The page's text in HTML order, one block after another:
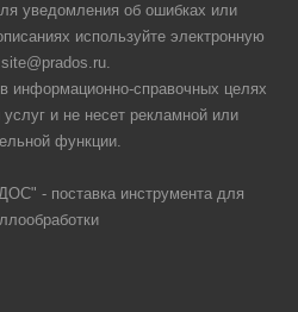
уведомления об ошибках или
используйте электронную
информационно-справочных целях
услуг и не несет рекламной или
функции.
- поставка инструмента для